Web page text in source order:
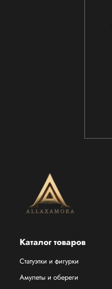
Каталог товаров
Статуэтки и фигурки
Амулеты и обереги